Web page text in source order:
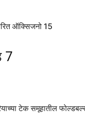
ऑक्सिजनो 15
7
टेक समूहातील